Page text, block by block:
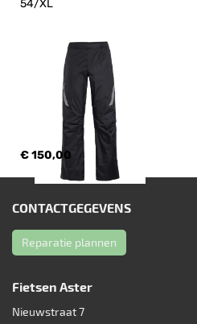
54/XL
€ 150,00
CONTACTGEGEVENS
Reparatie plannen
Fietsen Aster
Nieuwstraat 7